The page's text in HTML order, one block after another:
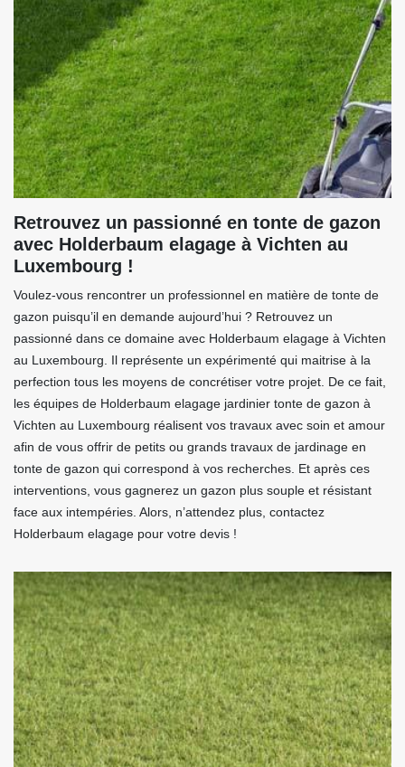
Retrouvez un passionné en tonte de gazon
avec Holderbaum elagage à Vichten au
Luxembourg !
Voulez-vous rencontrer un professionnel en matière de tonte de
gazon puisqu’il en demande aujourd’hui ? Retrouvez un
passionné dans ce domaine avec Holderbaum elagage à Vichten
au Luxembourg. Il représente un expérimenté qui maitrise à la
perfection tous les moyens de concrétiser votre projet. De ce fait,
les équipes de Holderbaum elagage jardinier tonte de gazon à
Vichten au Luxembourg réalisent vos travaux avec soin et amour
afin de vous offrir de petits ou grands travaux de jardinage en
tonte de gazon qui correspond à vos recherches. Et après ces
interventions, vous gagnerez un gazon plus souple et résistant
face aux intempéries. Alors, n’attendez plus, contactez
Holderbaum elagage pour votre devis !